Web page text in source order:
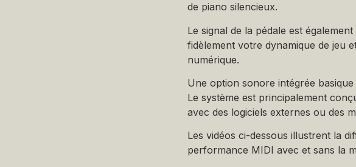
de piano silencieux.
Le signal de la pédale est
fidèlement votre dynamique de jeu
numérique.
Une option sonore intégrée
Le système est principalement
avec des logiciels externes ou des
Les vidéos ci-dessous illustrent la
performance MIDI avec et sans la